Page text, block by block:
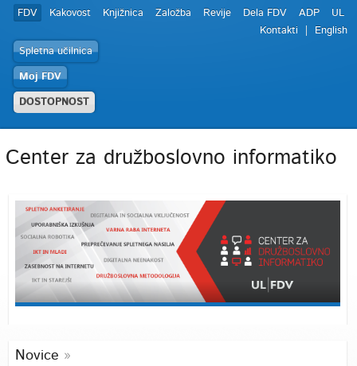
FDV Kakovost Knjižnica Založba Revije Dela FDV ADP
UL
Kontakti
English
Spletna učilnica
Moj FDV
DOSTOPNOST
Center za družboslovno informatiko
Novice